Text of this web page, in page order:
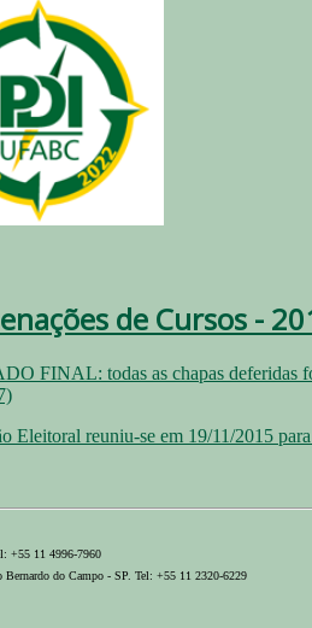
de Cursos -
FINAL: todas as chapas deferidas
Eleitoral reuniu-se em 19/11/2015
+55 11 4996-7960
do Campo - SP. Tel: +55 11 2320-6229